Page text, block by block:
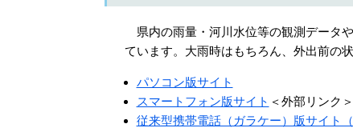
県内の雨量・河川水位等の観測データ
ています。大雨時はもちろん、外出前の
パソコン版サイト
スマートフォン版サイト ＜外部リンク＞
従来型携帯電話（ガラケー）版サイト（